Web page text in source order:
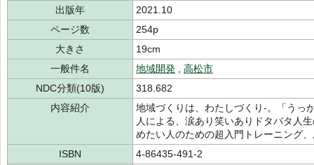
出版年
2021.10
ページ数
254p
大きさ
19cm
一般件名
地域開発
高松市
NDC分類(10版)
318.682
内容紹介
地域づくりは、わたしづくり-。「うっ
人による、涙あり笑いありドタバタ人
めたい人のための超入門トレーニング
ISBN
4-86435-491-2